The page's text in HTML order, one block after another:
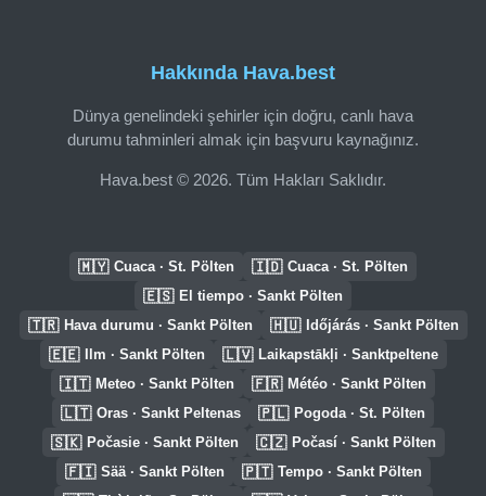
Hakkında Hava.best
Dünya genelindeki şehirler için doğru, canlı hava
durumu tahminleri almak için başvuru kaynağınız.
Hava.best © 2026. Tüm Hakları Saklıdır.
🇲🇾 Cuaca · St. Pölten 🇮🇩 Cuaca · St. Pölten
🇪🇸 El tiempo · Sankt Pölten
🇹🇷 Hava durumu · Sankt Pölten 🇭🇺 Időjárás · Sankt Pölten
🇪🇪 Ilm · Sankt Pölten 🇱🇻 Laikapstākļi · Sanktpeltene
🇮🇹 Meteo · Sankt Pölten 🇫🇷 Météo · Sankt Pölten
🇱🇹 Oras · Sankt Peltenas 🇵🇱 Pogoda · St. Pölten
🇸🇰 Počasie · Sankt Pölten 🇨🇿 Počasí · Sankt Pölten
🇫🇮 Sää · Sankt Pölten 🇵🇹 Tempo · Sankt Pölten